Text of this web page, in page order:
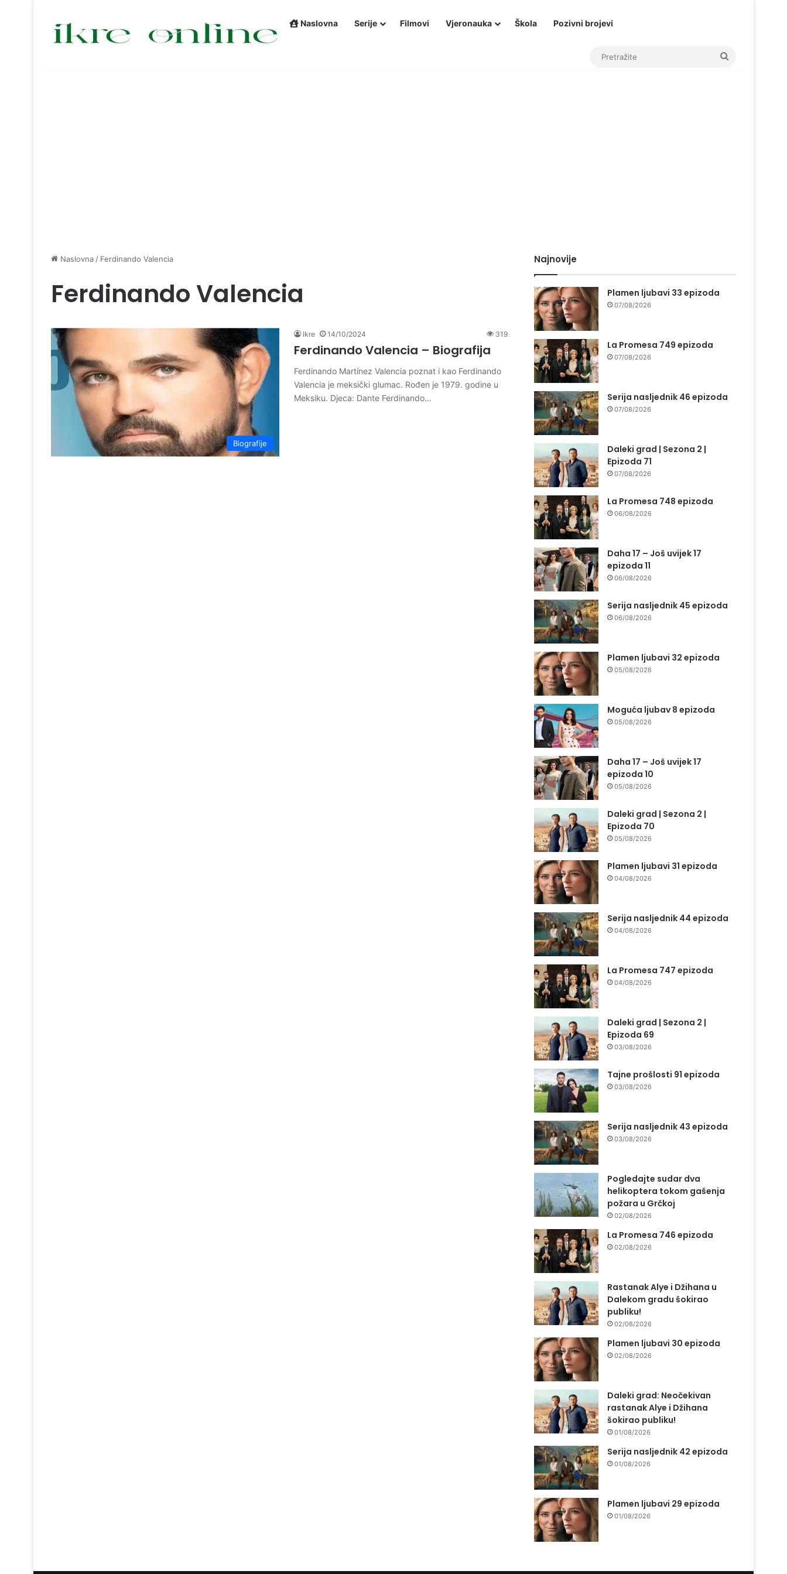
Naslovna Serije Filmovi Vjeronauka Škola Pozivni brojevi
Naslovna / Ferdinando Valencia
Ferdinando Valencia
Biografije
Ikre 14/10/2024 319
Ferdinando Valencia – Biografija
Ferdinando Martínez Valencia poznat i kao Ferdinando
Valencia je meksički glumac. Rođen je 1979. godine u
Meksiku. Djeca: Dante Ferdinando…
Najnovije
Plamen ljubavi 33 epizoda
07/08/2026
La Promesa 749 epizoda
07/08/2026
Serija nasljednik 46 epizoda
07/08/2026
Daleki grad | Sezona 2 |
Epizoda 71
07/08/2026
La Promesa 748 epizoda
06/08/2026
Daha 17 – Još uvijek 17
epizoda 11
06/08/2026
Serija nasljednik 45 epizoda
06/08/2026
Plamen ljubavi 32 epizoda
05/08/2026
Moguća ljubav 8 epizoda
05/08/2026
Daha 17 – Još uvijek 17
epizoda 10
05/08/2026
Daleki grad | Sezona 2 |
Epizoda 70
05/08/2026
Plamen ljubavi 31 epizoda
04/08/2026
Serija nasljednik 44 epizoda
04/08/2026
La Promesa 747 epizoda
04/08/2026
Daleki grad | Sezona 2 |
Epizoda 69
03/08/2026
Tajne prošlosti 91 epizoda
03/08/2026
Serija nasljednik 43 epizoda
03/08/2026
Pogledajte sudar dva
helikoptera tokom gašenja
požara u Grčkoj
02/08/2026
La Promesa 746 epizoda
02/08/2026
Rastanak Alye i Džihana u
Dalekom gradu šokirao
publiku!
02/08/2026
Plamen ljubavi 30 epizoda
02/08/2026
Daleki grad: Neočekivan
rastanak Alye i Džihana
šokirao publiku!
01/08/2026
Serija nasljednik 42 epizoda
01/08/2026
Plamen ljubavi 29 epizoda
01/08/2026